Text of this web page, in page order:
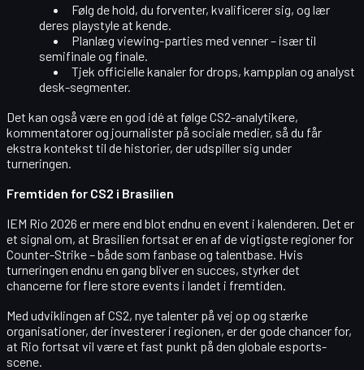
Følg de hold, du forventer, kvalificerer sig, og lær
deres playstyle at kende.
Planlæg viewing-parties med venner – især til
semifinale og finale.
Tjek officielle kanaler for drops, kampplan og analyst
desk-segmenter.
Det kan også være en god idé at følge CS2-analytikere,
kommentatorer og journalister på sociale medier, så du får
ekstra kontekst til de historier, der udspiller sig under
turneringen.
Fremtiden for CS2 i Brasilien
IEM Rio 2026 er mere end blot endnu en event i kalenderen. Det er
et signal om, at Brasilien fortsat er en af de vigtigste regioner for
Counter-Strike – både som fanbase og talentbase. Hvis
turneringen endnu en gang bliver en succes, styrker det
chancerne for flere store events i landet i fremtiden.
Med udviklingen af CS2, nye talenter på vej op og stærke
organisationer, der investerer i regionen, er der gode chancer for,
at Rio fortsat vil være et fast punkt på den globale esports-
scene.